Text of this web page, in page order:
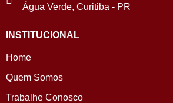
Água Verde, Curitiba - PR
INSTITUCIONAL
Home
Quem Somos
Trabalhe Conosco